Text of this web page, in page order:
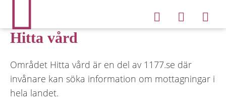
Hitta vård
Området Hitta vård är en del av 1177.se där
invånare kan söka information om mottagningar i
hela landet.